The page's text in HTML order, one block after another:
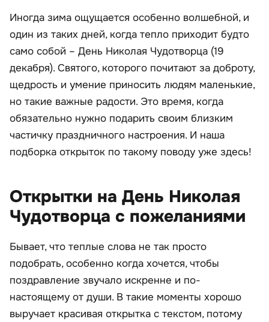
Иногда зима ощущается особенно волшебной, и
один из таких дней, когда тепло приходит будто
само собой – День Николая Чудотворца (19
декабря). Святого, которого почитают за доброту,
щедрость и умение приносить людям маленькие,
но такие важные радости. Это время, когда
обязательно нужно подарить своим близким
частичку праздничного настроения. И наша
подборка открыток по такому поводу уже здесь!
Открытки на День Николая
Чудотворца с пожеланиями
Бывает, что теплые слова не так просто
подобрать, особенно когда хочется, чтобы
поздравление звучало искренне и по-
настоящему от души. В такие моменты хорошо
выручает красивая открытка с текстом, потому